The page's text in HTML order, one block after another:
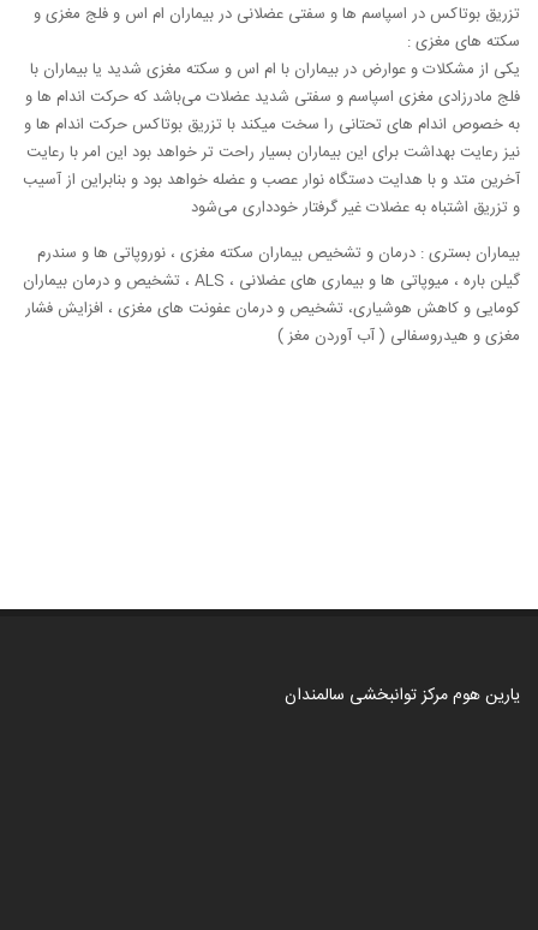
تزریق بوتاکس در اسپاسم ها و سفتی عضلانی در بیماران ام اس و فلج مغزی ‌و
سکته های مغزی :
یکی از مشکلات و عوارض در بیماران با ام اس و سکته مغزی شدید یا بیماران با
فلج مادرزادی مغزی اسپاسم و سفتی شدید عضلات می‌باشد که حرکت اندام ها و
به خصوص اندام های تحتانی را سخت میکند با تزریق بوتاکس حرکت اندام ها و
نیز رعایت بهداشت برای این بیماران بسیار راحت تر خواهد بود این امر با رعایت
آخرین متد و با هدایت دستگاه نوار عصب و عضله خواهد بود و بنابراین از آسیب
و تزریق اشتباه به عضلات غیر گرفتار خودداری می‌شود
بیماران بستری : درمان و تشخیص بیماران سکته مغزی ، نوروپاتی ها و سندرم
گیلن باره ، میوپاتی ها و بیماری های عضلانی ، ALS ، تشخیص و درمان بیماران
کومایی و کاهش هوشیاری، تشخیص و درمان عفونت های مغزی ، افزایش فشار
مغزی و هیدروسفالی ( آب آوردن مغز )
یارین هوم مرکز توانبخشی سالمندان